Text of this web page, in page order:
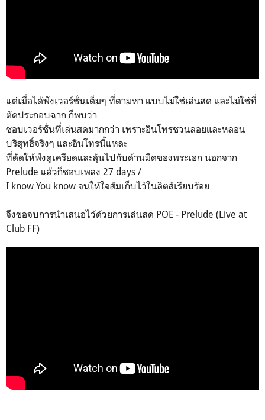
แต่เมื่อได้ฟังเวอร์ชั่นเต็มๆ ที่ตามหา แบบไม่ใช่เล่นสด และไม่ใช่ที่
ตัดประกอบฉาก ก็พบว่า
ชอบเวอร์ชั่นที่เล่นสดมากกว่า เพราะอินโทรชวนลอยและหลอน
บริสุทธิ์จริงๆ และอินโทรนี้แหละ
ที่ตัดให้ฟังดูเครียดและลุ้นไปกับด้านมืดของพระเอก นอกจาก
Prelude แล้วก็ชอบเพลง 27 days /
I know You know จนให้ใจส้มเก็บไว้ในลิตส์เรียบร้อย
จึงขอจบการนำเสนอไว้ด้วยการเล่นสด POE - Prelude (Live at
Club FF)